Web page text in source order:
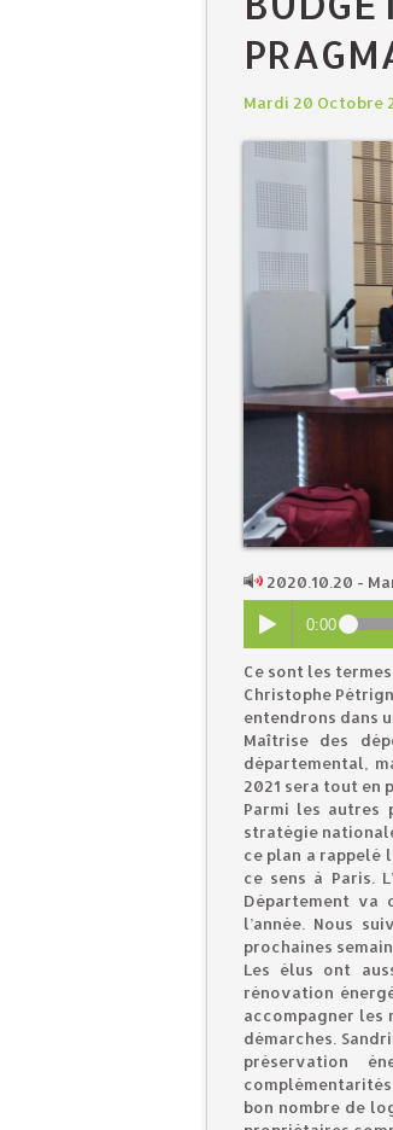
Mardi 20 Octobre
2020.10.20 -
0:00
Ce sont les
Christophe
entendrons dans
Maîtrise des
départemental,
2021 sera tout en
Parmi les autres
stratégie
ce plan a rappelé
ce sens à Paris.
Département
l’année. Nous
prochaines
Les élus ont
rénovation
accompagner
démarches.
préservation
bon nombre de